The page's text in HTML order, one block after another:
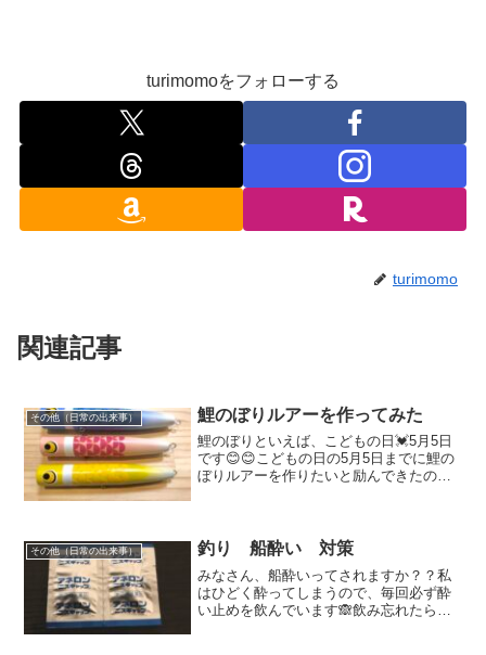
turimomoをフォローする
turimomo
関連記事
その他（日常の出来事） 鯉のぼりルアーを作ってみた
鯉のぼりといえば、こどもの日💓5月5日
です😊😊こどもの日の5月5日までに鯉の
ぼりルアーを作りたいと励んできたので
のぼりカラーを塗るため...
その他（日常の出来事） 釣り 船酔い 対策
みなさん、船酔いってされますか？？私
はひどく酔ってしまうので、毎回必ず酔
い止めを飲んでいます🙈飲み忘れたら大